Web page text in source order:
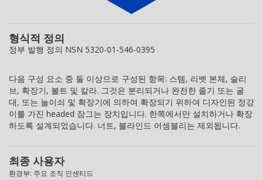
형식적 정의
정부 발행 정의 NSN 5320-01-546-0395
다음 구성 요소 중 둘 이상으로 구성된 항목: 스템, 리벳 본체, 슬리
브, 확장기, 볼트 및 칼라. 그것은 분리되거나 완전한 줄기 또는 굴
대, 또는 놀이쇠 및 확장기에 의하여 확장되기 위하여 디자인된 정강
이를 가진 headed 잠그는 장치입니다. 한쪽에서만 설치하거나 확장
하도록 설계되었습니다. 너트, 블라인드 어셈블리는 제외됩니다.
최종 사용자
환경부: 주요 조직 인센티드